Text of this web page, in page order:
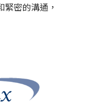
密的溝通，